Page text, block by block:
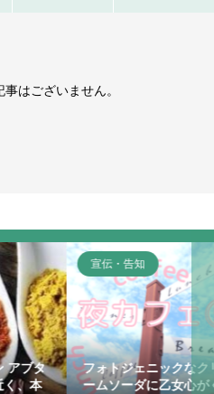
はございません。
宣伝・告知
フォトジェニックなクリ
ームソーダに乙女心がく